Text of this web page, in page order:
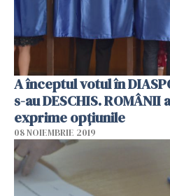
A începtul votul în
s-au DESCHIS.
exprime opțiunile
08 NOIEMBRIE 2019